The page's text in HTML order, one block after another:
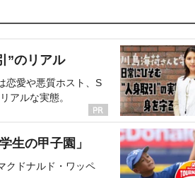
”のリアル
恋愛や悪質ホスト、S
アルな実態。
生の甲子園」
クドナルド・ワッペ